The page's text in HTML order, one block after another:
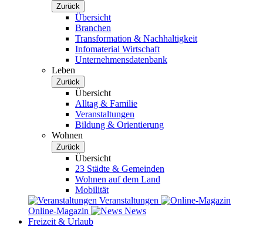
Zurück
Übersicht
Branchen
Transformation & Nachhaltigkeit
Infomaterial Wirtschaft
Unternehmensdatenbank
Leben
Zurück
Übersicht
Alltag & Familie
Veranstaltungen
Bildung & Orientierung
Wohnen
Zurück
Übersicht
23 Städte & Gemeinden
Wohnen auf dem Land
Mobilität
Veranstaltungen
Online-Magazin
News
Freizeit & Urlaub